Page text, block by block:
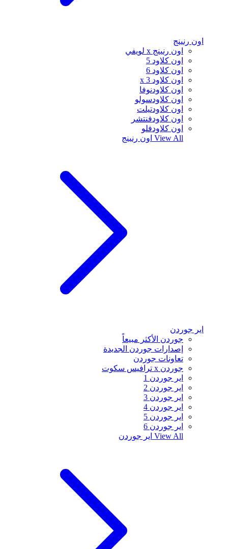
اون رنينج
اون رنينج x لويفي
اون كلاود 5
اون كلاود 6
اون كلاود x 3
اون كلاودنوفا
اون كلاودسولو
اون كلاودتيلت
اون كلاودفنتشر
اون كلاودفلو
View All اون رنينج
اير جوردن
جوردن الأكثر مبيعاً
إصدارات جوردن الجديدة
تعاونات جوردن
جوردن x ترافيس سكوت
اير جوردن 1
اير جوردن 2
اير جوردن 3
اير جوردن 4
اير جوردن 5
اير جوردن 6
View All اير جوردن